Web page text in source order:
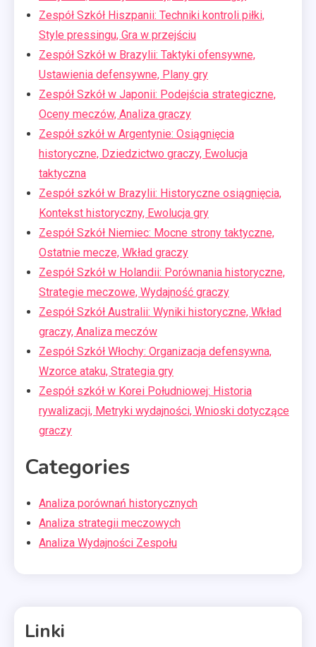
Zespół Szkół Hiszpanii: Techniki kontroli piłki,
Style pressingu, Gra w przejściu
Zespół Szkół w Brazylii: Taktyki ofensywne,
Ustawienia defensywne, Plany gry
Zespół Szkół w Japonii: Podejścia strategiczne,
Oceny meczów, Analiza graczy
Zespół szkół w Argentynie: Osiągnięcia
historyczne, Dziedzictwo graczy, Ewolucja
taktyczna
Zespół szkół w Brazylii: Historyczne osiągnięcia,
Kontekst historyczny, Ewolucja gry
Zespół Szkół Niemiec: Mocne strony taktyczne,
Ostatnie mecze, Wkład graczy
Zespół Szkół w Holandii: Porównania historyczne,
Strategie meczowe, Wydajność graczy
Zespół Szkół Australii: Wyniki historyczne, Wkład
graczy, Analiza meczów
Zespół Szkół Włochy: Organizacja defensywna,
Wzorce ataku, Strategia gry
Zespół szkół w Korei Południowej: Historia
rywalizacji, Metryki wydajności, Wnioski dotyczące
graczy
Categories
Analiza porównań historycznych
Analiza strategii meczowych
Analiza Wydajności Zespołu
Linki